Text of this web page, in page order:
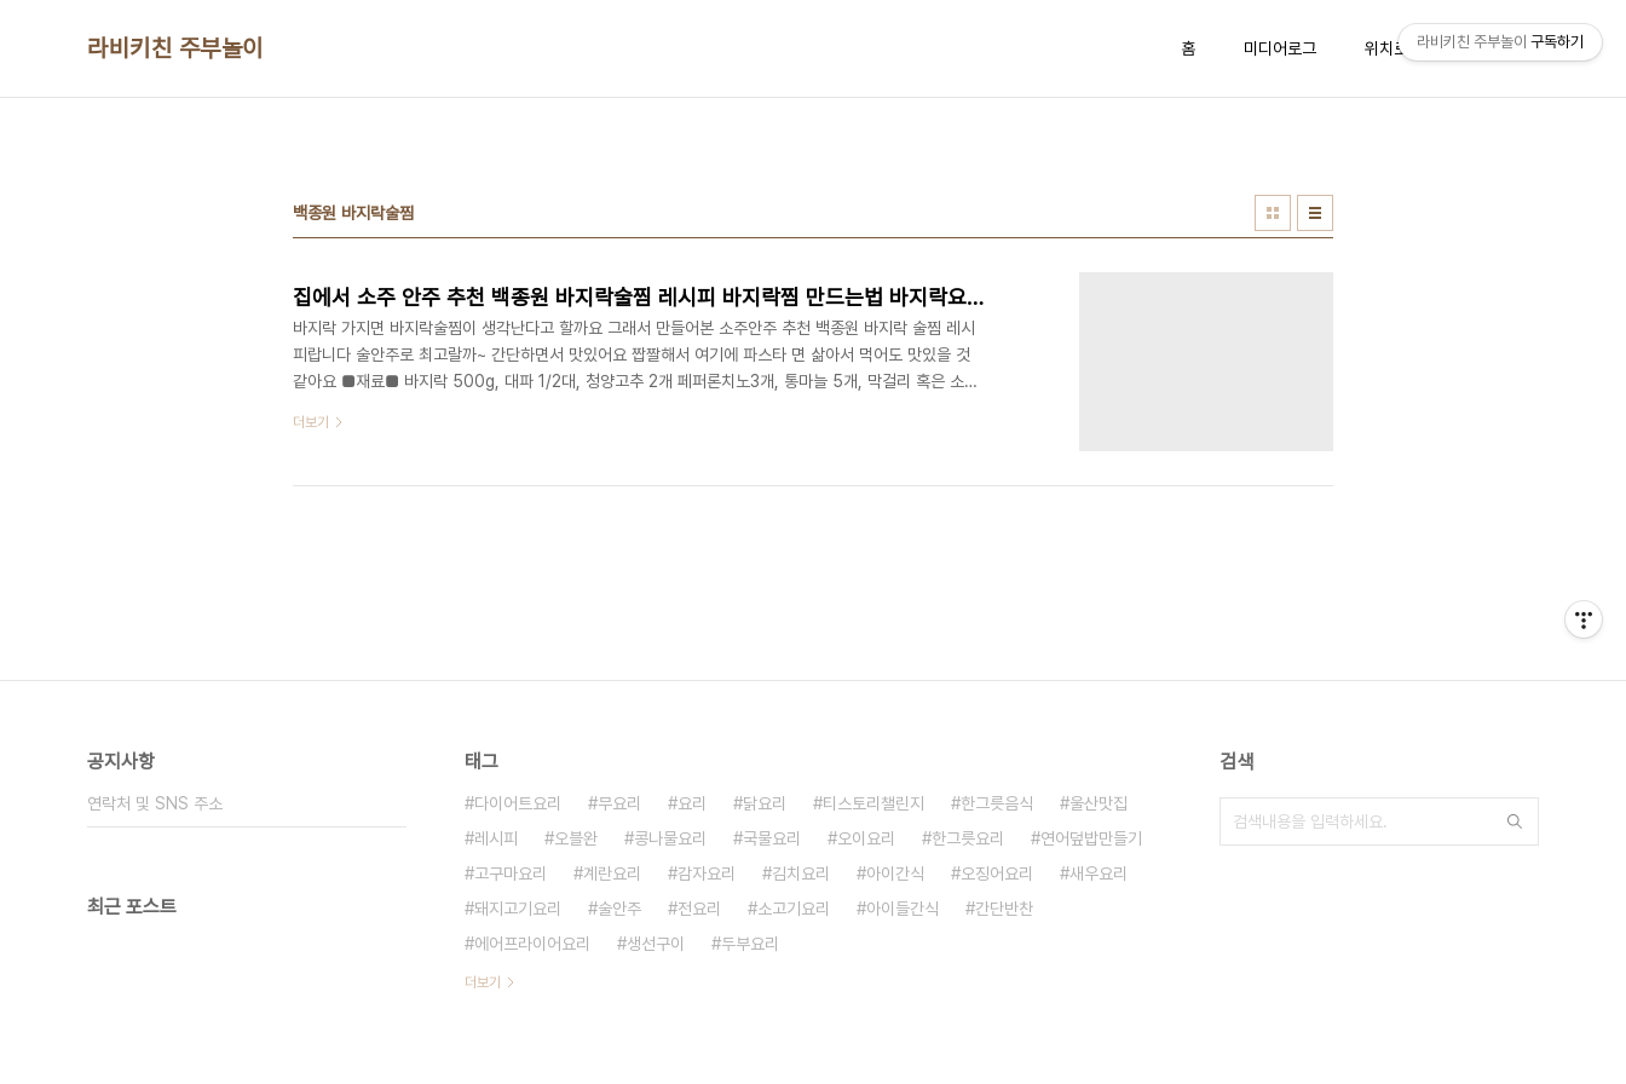
라비키친 주부놀이 홈 미디어로그 위치로그 방명록
백종원 바지락술찜
집에서 소주 안주 추천 백종원 바지락술찜 레시피 바지락찜 만드는법 바지락요리
바지락 가지면 바지락술찜이 생각난다고 할까요 그래서 만들어본 소주안주 추천 백종원 바지락 술찜 레시
피랍니다 술안주로 최고랄까~ 간단하면서 맛있어요 짭짤해서 여기에 파스타 면 삶아서 먹어도 맛있을 것
같아요 ■재료■ 바지락 500g, 대파 1/2대, 청양고추 2개 페퍼론치노3개, 통마늘 5개, 막걸리 혹은 소주
없어요~ 그리고 버터와 올리브오일이 넉넉하게 들어가요 그리고 막걸리가 들어가는데 저는 화이트 와인을
1개를 어슷 썰어줍니다 통마늘은 5개를 편으로 썰어주세요 이제 재료가 준비되었다면 ..
더보기
공지사항
연락처 및 SNS 주소
최근 포스트
태그
다이어트요리 무요리 요리 닭요리 티스토리챌린지 한그릇음식
울산맛집
레시피
오블완 콩나물요리 국물요리 오이요리 한그릇요리
연어덮밥만들기
고구마요리
계란요리 감자요리 김치요리 아이간식 오징어요리
새우요리
돼지고기요리
술안주 전요리 소고기요리 아이들간식
간단반찬
에어프라이어요리
생선구이 두부요리
더보기
검색
라비키친 주부놀이 구독하기